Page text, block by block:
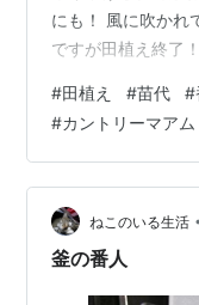
にも！ 風に吹かれ
ですが田植え終了
けのこ」持って行
らないけれど・・
ご好意に「頂きま
が・・・ 今時の「
リーマアムが値上
個に・・・ …
#田植え #苗代 #
#カントリーマアム
ねこのいる生活
釜の番人